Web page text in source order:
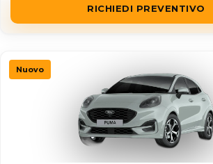
RICHIEDI PREVENTIVO
Nuovo